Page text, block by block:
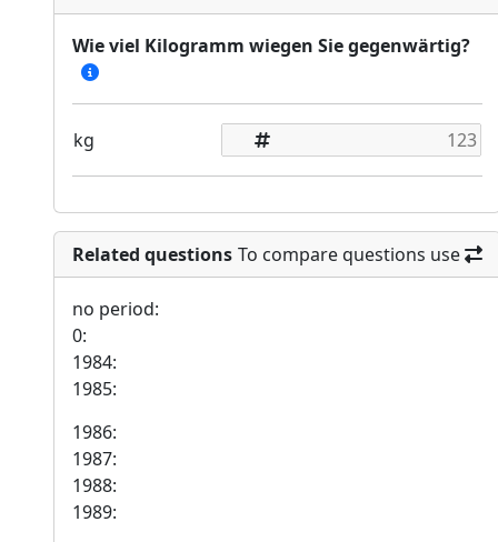
Wie viel Kilogramm wiegen Sie gegenwärtig?
kg
Related questions To compare questions use
no period:
0:
1984:
1985:
1986:
1987:
1988:
1989: